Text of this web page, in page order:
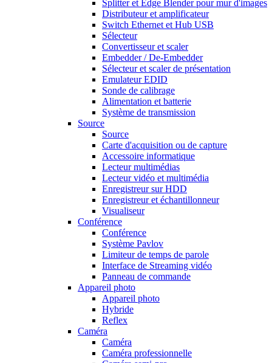
Splitter et Edge Blender pour mur d'images
Distributeur et amplificateur
Switch Ethernet et Hub USB
Sélecteur
Convertisseur et scaler
Embedder / De-Embedder
Sélecteur et scaler de présentation
Emulateur EDID
Sonde de calibrage
Alimentation et batterie
Système de transmission
Source
Source
Carte d'acquisition ou de capture
Accessoire informatique
Lecteur multimédias
Lecteur vidéo et multimédia
Enregistreur sur HDD
Enregistreur et échantillonneur
Visualiseur
Conférence
Conférence
Système Pavlov
Limiteur de temps de parole
Interface de Streaming vidéo
Panneau de commande
Appareil photo
Appareil photo
Hybride
Reflex
Caméra
Caméra
Caméra professionnelle